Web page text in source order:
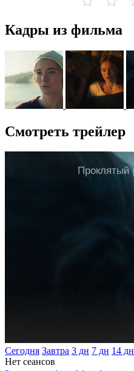
Кадры из фильма
Смотреть трейлер
Сегодня Завтра 3 дн 7 дн 14 дн
Нет сеансов